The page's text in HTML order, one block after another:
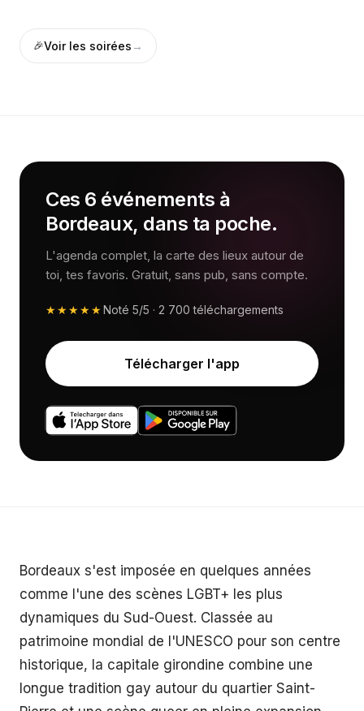
🎉Voir les soirées →
Ces 6 événements à
Bordeaux, dans ta poche.
L'agenda complet, la carte des lieux autour de
toi, tes favoris. Gratuit, sans pub, sans compte.
★★★★★Noté 5/5 · 2 700 téléchargements
Télécharger l'app
Bordeaux s'est imposée en quelques années
comme l'une des scènes LGBT+ les plus
dynamiques du Sud-Ouest. Classée au
patrimoine mondial de l'UNESCO pour son centre
historique, la capitale girondine combine une
longue tradition gay autour du quartier Saint-